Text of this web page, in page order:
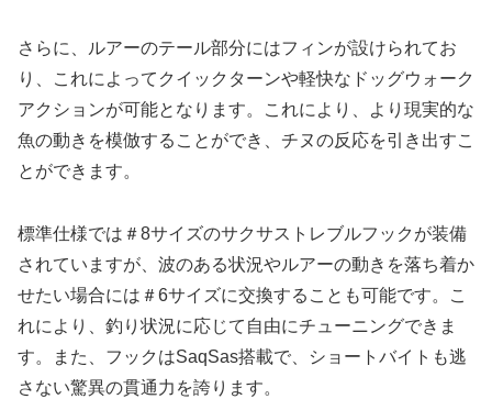
さらに、ルアーのテール部分にはフィンが設けられてお
り、これによってクイックターンや軽快なドッグウォーク
アクションが可能となります。これにより、より現実的な
魚の動きを模倣することができ、チヌの反応を引き出すこ
とができます。
標準仕様では＃8サイズのサクサストレブルフックが装備
されていますが、波のある状況やルアーの動きを落ち着か
せたい場合には＃6サイズに交換することも可能です。こ
れにより、釣り状況に応じて自由にチューニングできま
す。また、フックはSaqSas搭載で、ショートバイトも逃
さない驚異の貫通力を誇ります。